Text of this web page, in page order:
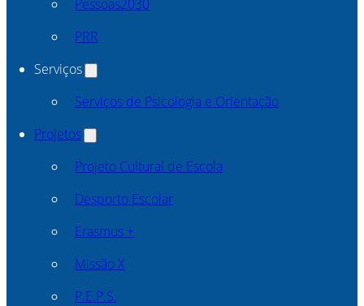
Pessoas2030
PRR
Serviços
Serviços de Psicologia e Orientação
Projetos
Projeto Cultural de Escola
Desporto Escolar
Erasmus +
Missão X
P.E.P.S.